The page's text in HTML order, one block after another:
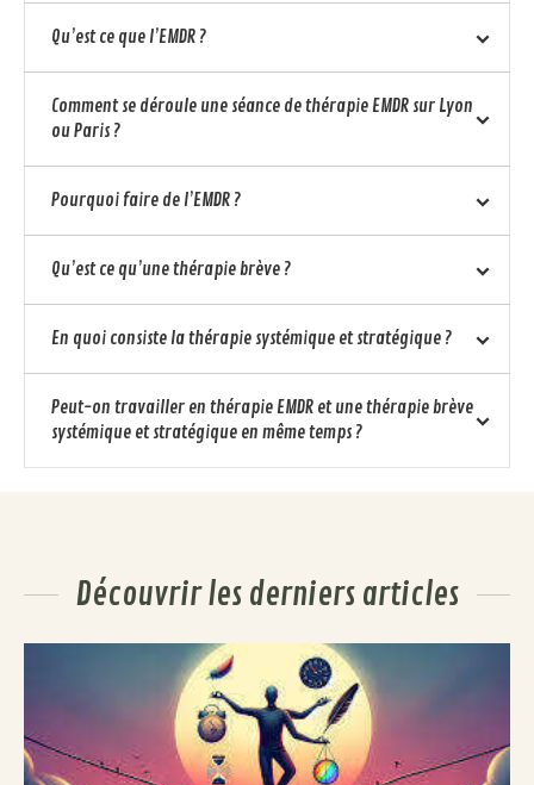
Qu’est ce que l’EMDR ?
Comment se déroule une séance de thérapie EMDR sur Lyon
ou Paris ?
Pourquoi faire de l’EMDR ?
Qu’est ce qu’une thérapie brève ?
En quoi consiste la thérapie systémique et stratégique ?
Peut-on travailler en thérapie EMDR et une thérapie brève
systémique et stratégique en même temps ?
Découvrir les derniers articles